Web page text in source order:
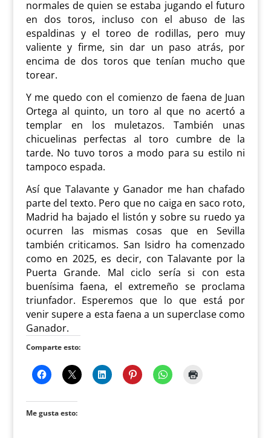
normales de quien se estaba jugando el futuro
en dos toros, incluso con el abuso de las
espaldinas y el toreo de rodillas, pero muy
valiente y firme, sin dar un paso atrás, por
encima de dos toros que tenían mucho que
torear.
Y me quedo con el comienzo de faena de Juan
Ortega al quinto, un toro al que no acertó a
templar en los muletazos. También unas
chicuelinas perfectas al toro cumbre de la
tarde. No tuvo toros a modo para su estilo ni
tampoco espada.
Así que Talavante y Ganador me han chafado
parte del texto. Pero que no caiga en saco roto,
Madrid ha bajado el listón y sobre su ruedo ya
ocurren las mismas cosas que en Sevilla
también criticamos. San Isidro ha comenzado
como en 2025, es decir, con Talavante por la
Puerta Grande. Mal ciclo sería si con esta
buenísima faena, el extremeño se proclama
triunfador. Esperemos que lo que está por
venir supere a esta faena a un superclase como
Ganador.
Comparte esto:
Me gusta esto: